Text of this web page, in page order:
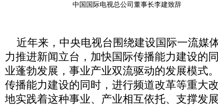
中国国际电视总公司董事长李建致辞
近年来，中央电视台围绕建设国际一流媒
力推进新闻立台，加快国际传播能力建设的
业蓬勃发展，事业产业双流驱动的发展模式
传播能力建设的同时，进行频道改革等重大
地实践着这种事业、产业相互依托、支撑发